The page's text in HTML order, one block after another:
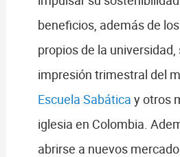
beneficios, además de
propios de la
impresión trimestral del
Escuela Sabática y otros
iglesia en Colombia.
abrirse a nuevos